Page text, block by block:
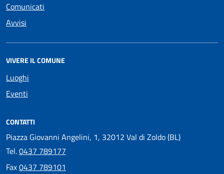
Comunicati
Avvisi
VIVERE IL COMUNE
Luoghi
Eventi
CONTATTI
Piazza Giovanni Angelini, 1, 32012 Val di Zoldo (BL)
Tel.0437 789177
Fax0437 789101